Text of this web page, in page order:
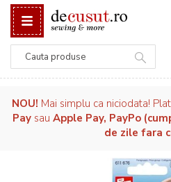
NOU! Mai simplu ca niciodata!
Pay sau Apple Pay, PayPo
de zile fara